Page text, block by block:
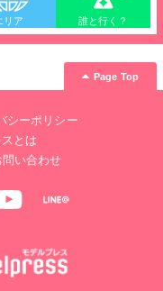
リア 誰と行く？
Page Top
シーポリシー
とは
い合わせ